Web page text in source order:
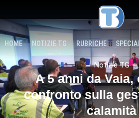
HOME NOTIZIE TG RUBRICHE
Notizie TG
A 5 anni da Vaia,
confronto sulla
calamità